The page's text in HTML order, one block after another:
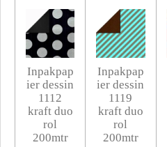
Inpakpap
ier dessin
1112
kraft duo
rol
200mtr
Inpakpap
ier dessin
1119
kraft duo
rol
200mtr